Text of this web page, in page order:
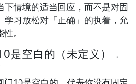
下情境的适当回应，而不是对固
学习放松对「正确」的执着，允
。
是空白的（未定义），